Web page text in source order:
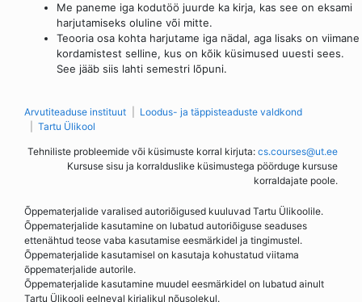
Me paneme iga kodutöö juurde ka kirja, kas see on eksami
harjutamiseks oluline või mitte.
Teooria osa kohta harjutame iga nädal, aga lisaks on viimane
kordamistest selline, kus on kõik küsimused uuesti sees.
See jääb siis lahti semestri lõpuni.
Arvutiteaduse instituut
Loodus- ja täppisteaduste valdkond
Tartu Ülikool
Tehniliste probleemide või küsimuste korral kirjuta: cs.courses@ut.ee
Kursuse sisu ja korralduslike küsimustega pöörduge kursuse
korraldajate poole.
Õppematerjalide varalised autoriõigused kuuluvad Tartu Ülikoolile.
Õppematerjalide kasutamine on lubatud autoriõiguse seaduses
ettenähtud teose vaba kasutamise eesmärkidel ja tingimustel.
Õppematerjalide kasutamisel on kasutaja kohustatud viitama
õppematerjalide autorile.
Õppematerjalide kasutamine muudel eesmärkidel on lubatud ainult
Tartu Ülikooli eelneval kirjalikul nõusolekul.